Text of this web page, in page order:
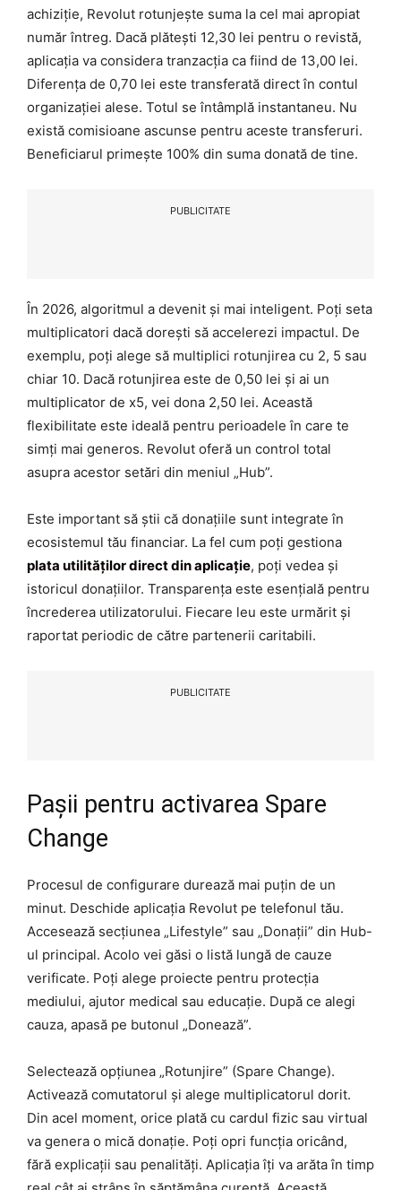
achiziție, Revolut rotunjește suma la cel mai apropiat
număr întreg. Dacă plătești 12,30 lei pentru o revistă,
aplicația va considera tranzacția ca fiind de 13,00 lei.
Diferența de 0,70 lei este transferată direct în contul
organizației alese. Totul se întâmplă instantaneu. Nu
există comisioane ascunse pentru aceste transferuri.
Beneficiarul primește 100% din suma donată de tine.
PUBLICITATE
În 2026, algoritmul a devenit și mai inteligent. Poți seta
multiplicatori dacă dorești să accelerezi impactul. De
exemplu, poți alege să multiplici rotunjirea cu 2, 5 sau
chiar 10. Dacă rotunjirea este de 0,50 lei și ai un
multiplicator de x5, vei dona 2,50 lei. Această
flexibilitate este ideală pentru perioadele în care te
simți mai generos. Revolut oferă un control total
asupra acestor setări din meniul „Hub”.
Este important să știi că donațiile sunt integrate în
ecosistemul tău financiar. La fel cum poți gestiona
plata utilităților direct din aplicație, poți vedea și
istoricul donațiilor. Transparența este esențială pentru
încrederea utilizatorului. Fiecare leu este urmărit și
raportat periodic de către partenerii caritabili.
PUBLICITATE
Pașii pentru activarea Spare
Change
Procesul de configurare durează mai puțin de un
minut. Deschide aplicația Revolut pe telefonul tău.
Accesează secțiunea „Lifestyle” sau „Donații” din Hub-
ul principal. Acolo vei găsi o listă lungă de cauze
verificate. Poți alege proiecte pentru protecția
mediului, ajutor medical sau educație. După ce alegi
cauza, apasă pe butonul „Donează”.
Selectează opțiunea „Rotunjire” (Spare Change).
Activează comutatorul și alege multiplicatorul dorit.
Din acel moment, orice plată cu cardul fizic sau virtual
va genera o mică donație. Poți opri funcția oricând,
fără explicații sau penalități. Aplicația îți va arăta în timp